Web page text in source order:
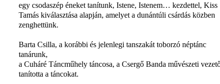
egy csodaszép éneket tanítunk, Istene, Istenem… kezdettel, Kiss
Tamás kiválasztása alapján, amelyet a dunántúli csárdás közben
zenghettünk.
Barta Csilla, a korábbi és jelenlegi tanszakát toborzó néptánc
tanárunk,
a Cuháré Táncműhely táncosa, a Csergő Banda művészeti
tanította a táncokat.